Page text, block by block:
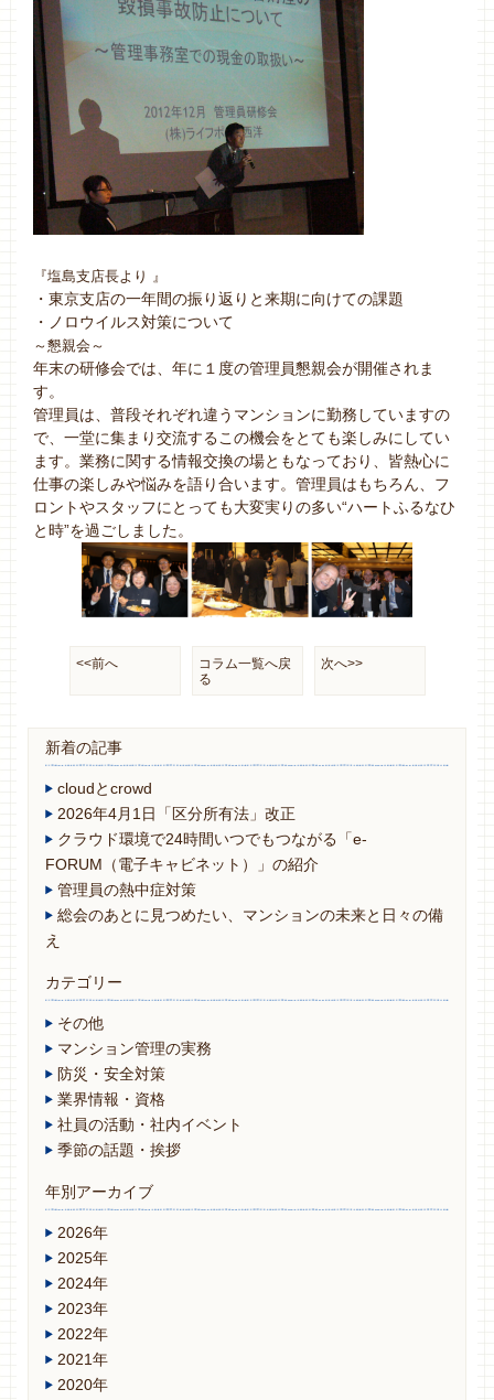
『塩島支店長より 』
・東京支店の一年間の振り返りと来期に向けての課題
・ノロウイルス対策について
～懇親会～
年末の研修会では、年に１度の管理員懇親会が開催されま
す。
管理員は、普段それぞれ違うマンションに勤務していますの
で、一堂に集まり交流するこの機会をとても楽しみにしてい
ます。業務に関する情報交換の場ともなっており、皆熱心に
仕事の楽しみや悩みを語り合います。管理員はもちろん、フ
ロントやスタッフにとっても大変実りの多い“ハートふるなひ
と時”を過ごしました。
<<前へ
コラム一覧へ戻
る
次へ>>
新着の記事
cloudとcrowd
2026年4月1日「区分所有法」改正
クラウド環境で24時間いつでもつながる「e-
FORUM（電子キャビネット）」の紹介
管理員の熱中症対策
総会のあとに見つめたい、マンションの未来と日々の備
え
カテゴリー
その他
マンション管理の実務
防災・安全対策
業界情報・資格
社員の活動・社内イベント
季節の話題・挨拶
年別アーカイブ
2026年
2025年
2024年
2023年
2022年
2021年
2020年